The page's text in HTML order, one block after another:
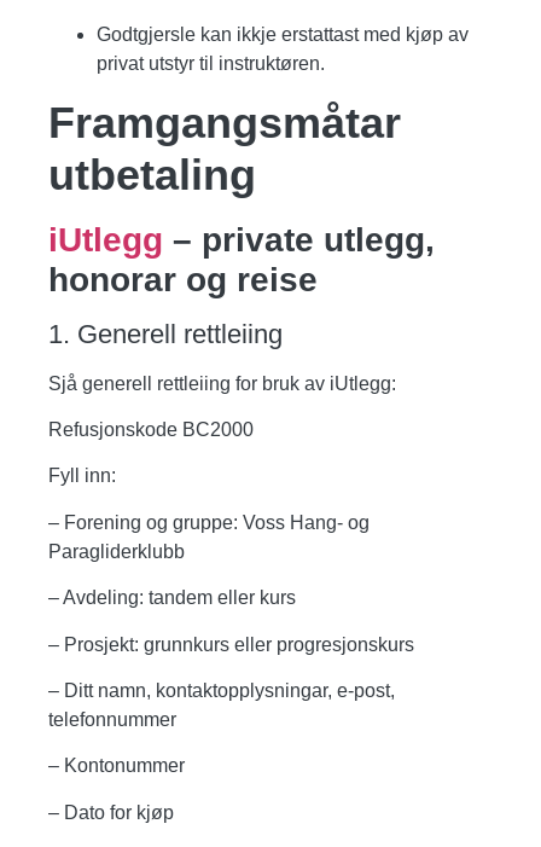
Godtgjersle kan ikkje erstattast med kjøp av
privat utstyr til instruktøren.
Framgangsmåtar
utbetaling
iUtlegg – private utlegg,
honorar og reise
1. Generell rettleiing
Sjå generell rettleiing for bruk av iUtlegg:
Refusjonskode BC2000
Fyll inn:
– Forening og gruppe: Voss Hang- og
Paragliderklubb
– Avdeling: tandem eller kurs
– Prosjekt: grunnkurs eller progresjonskurs
– Ditt namn, kontaktopplysningar, e-post,
telefonnummer
– Kontonummer
– Dato for kjøp